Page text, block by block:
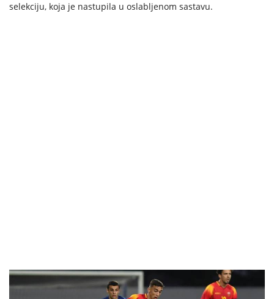
selekciju, koja je nastupila u oslabljenom sastavu.